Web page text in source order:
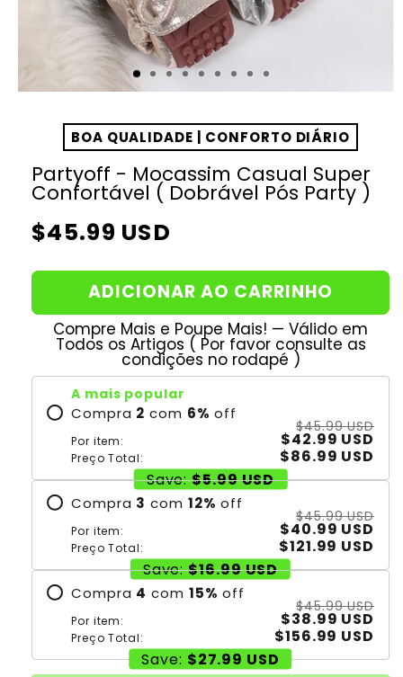
BOA QUALIDADE | CONFORTO DIÁRIO
Partyoff - Mocassim Casual Super
Confortável ( Dobrável Pós Party )
Preço
$45.99 USD
ADICIONAR AO CARRINHO
Compre Mais e Poupe Mais! — Válido em
Todos os Artigos ( Por favor consulte as
condições no rodapé )
A mais popular
Compra 2 com 6% off
Por item:
$45.99 USD
$42.99 USD
Preço Total:
$86.99 USD
Save: $5.99 USD
Compra 3 com 12% off
Por item:
$45.99 USD
$40.99 USD
Preço Total:
$121.99 USD
Save: $16.99 USD
Compra 4 com 15% off
Por item:
$45.99 USD
$38.99 USD
Preço Total:
$156.99 USD
Save: $27.99 USD